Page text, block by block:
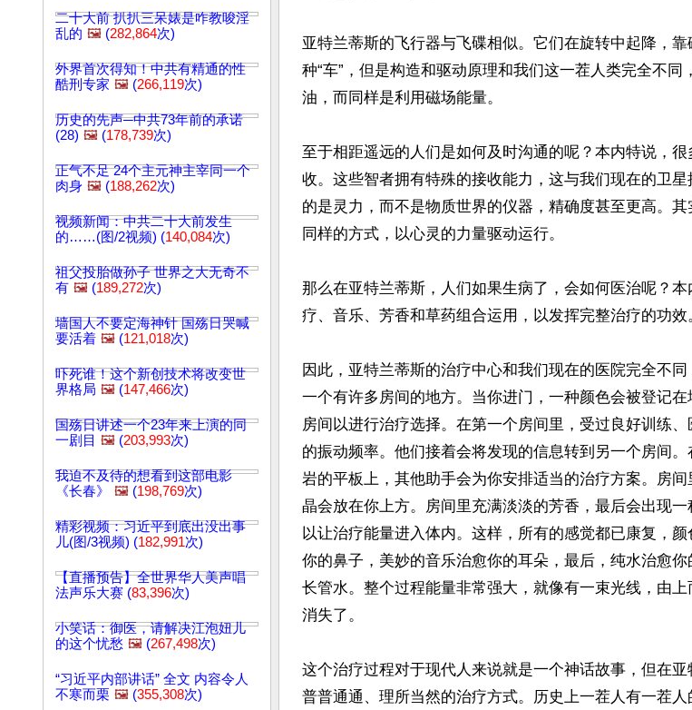
二十大前 扒扒三呆婊是咋教唆淫
乱的 🖼️ (282,864次)
外界首次得知！中共有精通的性
酷刑专家 🖼️ (266,119次)
历史的先声─中共73年前的承诺
(28) 🖼️ (178,739次)
正气不足 24个主元神主宰同一个
肉身 🖼️ (188,262次)
视频新闻：中共二十大前发生
的……(图/2视频) (140,084次)
祖父投胎做孙子 世界之大无奇不
有 🖼️ (189,272次)
墙国人不要定海神针 国殇日哭喊
要活着 🖼️ (121,018次)
吓死谁！这个新创技术将改变世
界格局 🖼️ (147,466次)
国殇日讲述一个23年来上演的同
一剧目 🖼️ (203,993次)
我迫不及待的想看到这部电影
《长春》
🖼️ (198,769次)
精彩视频：习近平到底出没出事
儿(图/3视频) (182,991次)
【直播预告】全世界华人美声唱
法声乐大赛 (83,396次)
小笑话：御医，请解决江泡妞儿
的这个忧愁 🖼️ (267,498次)
“习近平内部讲话” 全文 内容令人
不寒而栗 🖼️ (355,308次)
亚特兰蒂斯的飞行器与飞碟相似。它们在旋转中起降，
种“车”，但是构造和驱动原理和我们这一茬人类完全不
油，而同样是利用磁场能量。
至于相距遥远的人们是如何及时沟通的呢？本内特说，
收。这些智者拥有特殊的接收能力，这与我们现在的卫
的是灵力，而不是物质世界的仪器，精确度甚至更高。
同样的方式，以心灵的力量驱动运行。
那么在亚特兰蒂斯，人们如果生病了，会如何医治呢？
疗、音乐、芳香和草药组合运用，以发挥完整治疗的功效
因此，亚特兰蒂斯的治疗中心和我们现在的医院完全不
一个有许多房间的地方。当你进门，一种颜色会被登记
房间以进行治疗选择。在第一个房间里，受过良好训练
的振动频率。他们接着会将发现的信息转到另一个房间
岩的平板上，其他助手会为你安排适当的治疗方案。房
晶会放在你上方。房间里充满淡淡的芳香，最后会出现一
以让治疗能量进入体内。这样，所有的感觉都已康复，
你的鼻子，美妙的音乐治愈你的耳朵，最后，纯水治愈
长管水。整个过程能量非常强大，就像有一束光线，由
消失了。
这个治疗过程对于现代人来说就是一个神话故事，但在
普普通通、理所当然的治疗方式。历史上一茬人有一茬